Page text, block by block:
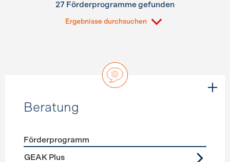
27 Förderprogramme gefunden
Ergebnisse durchsuchen
Beratung
Förderprogramme
Förderprogramm
GEAK Plus